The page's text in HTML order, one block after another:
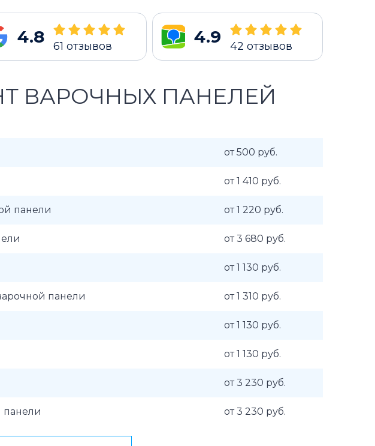
4.8 61 отзывов 4.9 42 отзывов
ВАРОЧНЫХ ПАНЕЛЕЙ
от 500 руб.
от 1 410 руб.
панели от 1 220 руб.
от 3 680 руб.
от 1 130 руб.
панели от 1 310 руб.
от 1 130 руб.
от 1 130 руб.
от 3 230 руб.
панели от 3 230 руб.